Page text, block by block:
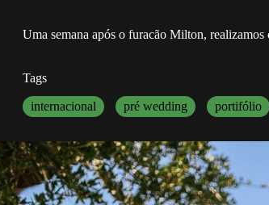
Uma semana após o furacão Milton,
Tags
internacional pré wedding portifólio